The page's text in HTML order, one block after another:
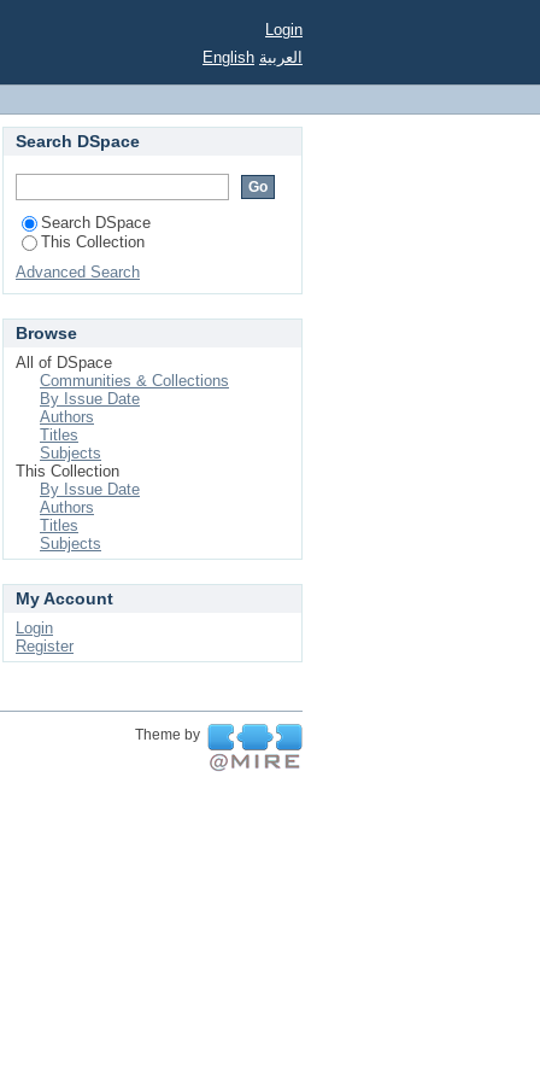
تقويم طرق تدريس
Login
English العربية
Search DSpace
Search DSpace
This Collection
Advanced Search
Browse
All of DSpace
Communities & Collections
By Issue Date
Authors
Titles
Subjects
This Collection
By Issue Date
Authors
Titles
Subjects
My Account
Login
Register
Theme by